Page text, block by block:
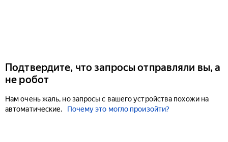
Подтвердите, что запросы отправляли вы, а
не робот
Нам очень жаль, но запросы с вашего устройства похожи на
автоматические.
Почему это могло произойти?